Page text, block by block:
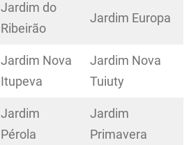
Jardim do
Ribeirão
Jardim Europa
Jardim Nova
Itupeva
Jardim Nova
Tuiuty
Jardim
Pérola
Jardim
Primavera